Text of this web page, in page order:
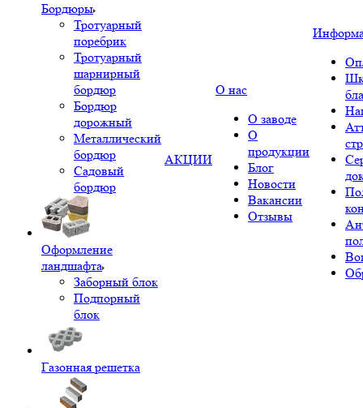
Бордюры
Тротуарный
поребрик
Тротуарный
шарнирный
бордюр
Бордюр
дорожный
Металлический
бордюр
Садовый
бордюр
Оформление
ландшафта
Заборный блок
Подпорный
блок
Газонная решетка
АКЦИИ
О нас
О заводе
О
продукции
Блог
Новости
Вакансии
Отзывы